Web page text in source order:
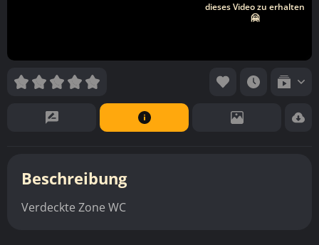
dieses Video zu erhalten
🤗
Beschreibung
Verdeckte Zone WC